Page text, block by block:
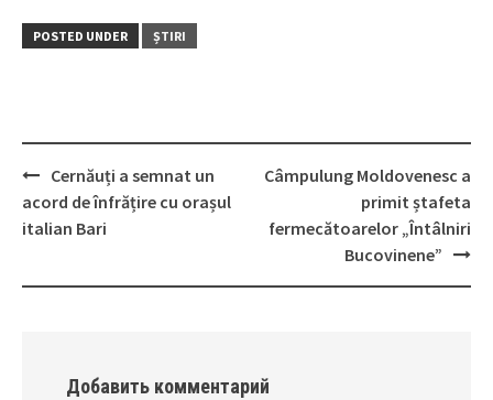
POSTED UNDER ȘTIRI
Post
navigation
Cernăuți a semnat un
acord de înfrățire cu orașul
italian Bari
Câmpulung Moldovenesc a
primit ștafeta
fermecătoarelor „Întâlniri
Bucovinene”
Добавить комментарий